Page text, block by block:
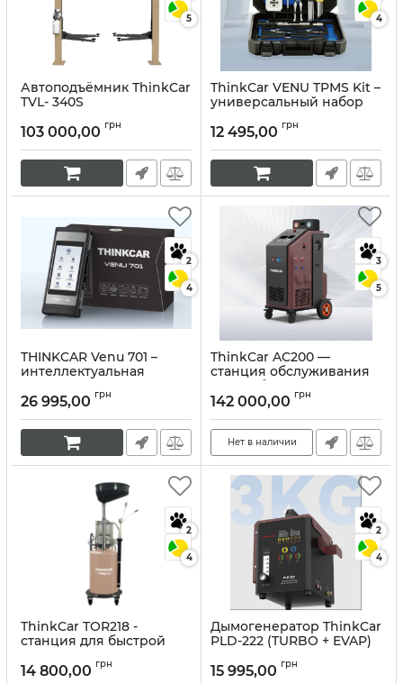
5
Автоподъёмник ThinkCar
TVL- 340S
103 000,00 грн
4
ThinkCar VENU TPMS Kit –
универсальный набор
ремонта датчиков
Артикул:10335
12 495,00 грн
2
4
THINKCAR Venu 701 –
интеллектуальная
давления в шинах
профессионалов
Артикул:10334
26 995,00 грн
3
5
ThinkCar AC200 —
станция обслуживания
автомобильных
кондиционеров
Артикул:10330
142 000,00 грн
Нет в наличии
2
4
ThinkCar TOR218 -
станция для быстрой
Артикул:10329
14 800,00 грн
2
4
Дымогенератор ThinkCar
PLD-222 (TURBO + EVAP)
15 995,00 грн